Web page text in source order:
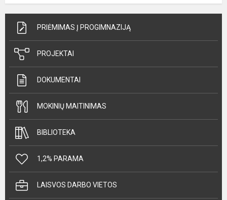
PRIĖMIMAS Į PROGIMNAZIJĄ
PROJEKTAI
DOKUMENTAI
MOKINIŲ MAITINIMAS
BIBLIOTEKA
1,2% PARAMA
LAISVOS DARBO VIETOS